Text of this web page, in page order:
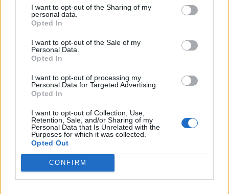
I want to opt-out of the Sharing of my
personal data.
Opted In
I want to opt-out of the Sale of my
Personal Data.
Opted In
I want to opt-out of processing my
Personal Data for Targeted Advertising.
Opted In
I want to opt-out of Collection, Use,
Retention, Sale, and/or Sharing of my
Personal Data that Is Unrelated with the
Purposes for which it was collected.
Opted Out
CONFIRM
Sportas
Aiškėja Modesto
pastatymo data:
nuomonę apie ją išsakė ir
pats olimpinis čempionas
Sportas
čempionai: Juodkrantėje
iškovojo pirmąją vietą